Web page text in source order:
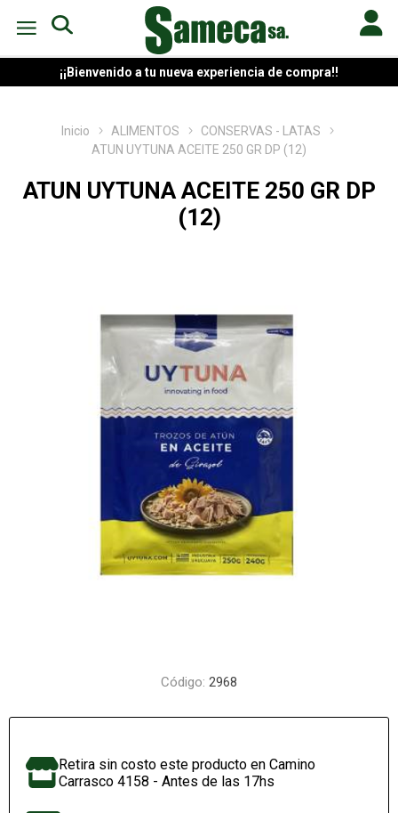
¡¡Bienvenido a tu nueva experiencia de compra!!
Inicio ALIMENTOS
CONSERVAS - LATAS
ATUN UYTUNA ACEITE 250 GR DP (12)
ATUN UYTUNA ACEITE 250 GR DP
(12)
Código: 2968
Retira sin costo este producto en Camino
Carrasco 4158 - Antes de las 17hs